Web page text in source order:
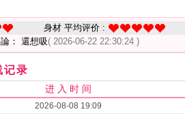
身材 平均评价 :
： 還想吸( 2026-06-22 22:30:24 )
记录
进 入 时 间
2026-08-08 19:09